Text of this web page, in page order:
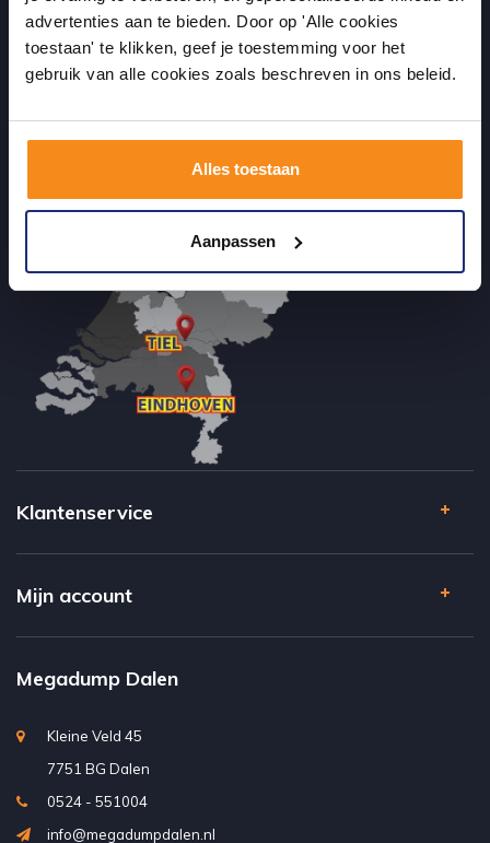
advertenties aan te bieden. Door op 'Alle cookies
toestaan' te klikken, geef je toestemming voor het
gebruik van alle cookies zoals beschreven in ons beleid.
Alles toestaan
Aanpassen
uw sanitairwinkel in Dalen waar u niet alleen in onze showroom
terecht kunt voor badkamertegels en sanitair, maar ook via de
Klantenservice
Mijn account
Megadump Dalen
Kleine Veld 45
7751 BG Dalen
0524 - 551004
info@megadumpdalen.nl